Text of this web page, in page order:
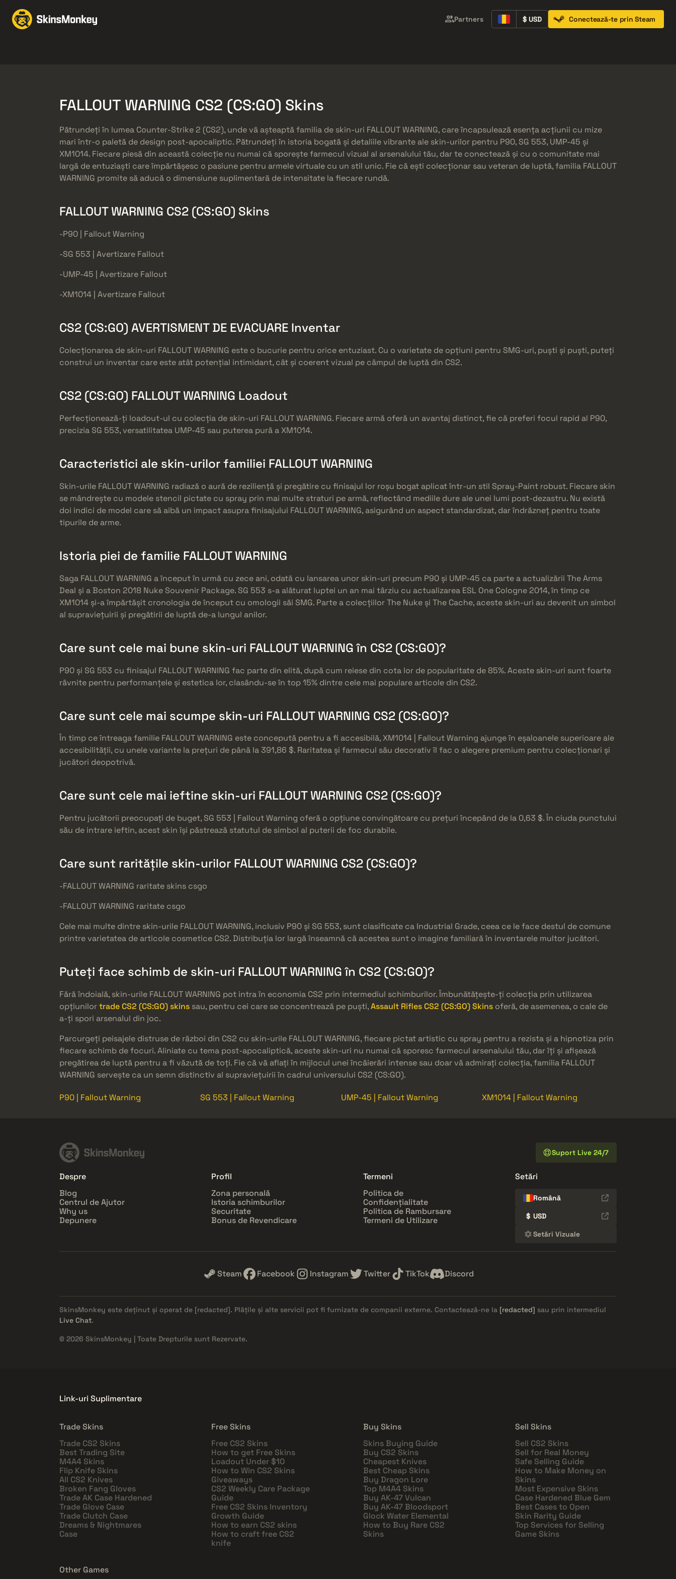
Partners $ USD Conectează-te prin Steam
FALLOUT WARNING CS2 (CS:GO) Skins
Pătrundeți în lumea Counter-Strike 2 (CS2), unde vă așteaptă familia de skin-uri FALLOUT WARNING, care încapsulează esența acțiunii cu mize
mari într-o paletă de design post-apocaliptic. Pătrundeți în istoria bogată și detaliile vibrante ale skin-urilor pentru P90, SG 553, UMP-45 și
XM1014. Fiecare piesă din această colecție nu numai că sporește farmecul vizual al arsenalului tău, dar te conectează și cu o comunitate mai
largă de entuziaști care împărtășesc o pasiune pentru armele virtuale cu un stil unic. Fie că ești colecționar sau veteran de luptă, familia FALLOUT
WARNING promite să aducă o dimensiune suplimentară de intensitate la fiecare rundă.
FALLOUT WARNING CS2 (CS:GO) Skins
-P90 | Fallout Warning
-SG 553 | Avertizare Fallout
-UMP-45 | Avertizare Fallout
-XM1014 | Avertizare Fallout
CS2 (CS:GO) AVERTISMENT DE EVACUARE Inventar
Colecționarea de skin-uri FALLOUT WARNING este o bucurie pentru orice entuziast. Cu o varietate de opțiuni pentru SMG-uri, puști și puști, puteți
construi un inventar care este atât potențial intimidant, cât și coerent vizual pe câmpul de luptă din CS2.
CS2 (CS:GO) FALLOUT WARNING Loadout
Perfecționează-ți loadout-ul cu colecția de skin-uri FALLOUT WARNING. Fiecare armă oferă un avantaj distinct, fie că preferi focul rapid al P90,
precizia SG 553, versatilitatea UMP-45 sau puterea pură a XM1014.
Caracteristici ale skin-urilor familiei FALLOUT WARNING
Skin-urile FALLOUT WARNING radiază o aură de reziliență și pregătire cu finisajul lor roșu bogat aplicat într-un stil Spray-Paint robust. Fiecare skin
se mândrește cu modele stencil pictate cu spray prin mai multe straturi pe armă, reflectând mediile dure ale unei lumi post-dezastru. Nu există
doi indici de model care să aibă un impact asupra finisajului FALLOUT WARNING, asigurând un aspect standardizat, dar îndrăzneț pentru toate
tipurile de arme.
Istoria piei de familie FALLOUT WARNING
Saga FALLOUT WARNING a început în urmă cu zece ani, odată cu lansarea unor skin-uri precum P90 și UMP-45 ca parte a actualizării The Arms
Deal și a Boston 2018 Nuke Souvenir Package. SG 553 s-a alăturat luptei un an mai târziu cu actualizarea ESL One Cologne 2014, în timp ce
XM1014 și-a împărtășit cronologia de început cu omologii săi SMG. Parte a colecțiilor The Nuke și The Cache, aceste skin-uri au devenit un simbol
al supraviețuirii și pregătirii de luptă de-a lungul anilor.
Care sunt cele mai bune skin-uri FALLOUT WARNING în CS2 (CS:GO)?
P90 și SG 553 cu finisajul FALLOUT WARNING fac parte din elită, după cum reiese din cota lor de popularitate de 85%. Aceste skin-uri sunt foarte
râvnite pentru performanțele și estetica lor, clasându-se în top 15% dintre cele mai populare articole din CS2.
Care sunt cele mai scumpe skin-uri FALLOUT WARNING CS2 (CS:GO)?
În timp ce întreaga familie FALLOUT WARNING este concepută pentru a fi accesibilă, XM1014 | Fallout Warning ajunge în eșaloanele superioare ale
accesibilității, cu unele variante la prețuri de până la 391,86 $. Raritatea și farmecul său decorativ îl fac o alegere premium pentru colecționari și
jucători deopotrivă.
Care sunt cele mai ieftine skin-uri FALLOUT WARNING CS2 (CS:GO)?
Pentru jucătorii preocupați de buget, SG 553 | Fallout Warning oferă o opțiune convingătoare cu prețuri începând de la 0,63 $. În ciuda punctului
său de intrare ieftin, acest skin își păstrează statutul de simbol al puterii de foc durabile.
Care sunt raritățile skin-urilor FALLOUT WARNING CS2 (CS:GO)?
-FALLOUT WARNING raritate skins csgo
-FALLOUT WARNING raritate csgo
Cele mai multe dintre skin-urile FALLOUT WARNING, inclusiv P90 și SG 553, sunt clasificate ca Industrial Grade, ceea ce le face destul de comune
printre varietatea de articole cosmetice CS2. Distribuția lor largă înseamnă că acestea sunt o imagine familiară în inventarele multor jucători.
Puteți face schimb de skin-uri FALLOUT WARNING în CS2 (CS:GO)?
Fără îndoială, skin-urile FALLOUT WARNING pot intra în economia CS2 prin intermediul schimburilor. Îmbunătățește-ți colecția prin utilizarea
opțiunilortrade CS2 (CS:GO) skins sau, pentru cei care se concentrează pe puști,Assault Rifles CS2 (CS:GO) Skins oferă, de asemenea, o cale de
a-ți spori arsenalul din joc.
Parcurgeți peisajele distruse de război din CS2 cu skin-urile FALLOUT WARNING, fiecare pictat artistic cu spray pentru a rezista și a hipnotiza prin
fiecare schimb de focuri. Aliniate cu tema post-apocaliptică, aceste skin-uri nu numai că sporesc farmecul arsenalului tău, dar îți și afișează
pregătirea de luptă pentru a fi văzută de toți. Fie că vă aflați în mijlocul unei încăierări intense sau doar vă admirați colecția, familia FALLOUT
WARNING servește ca un semn distinctiv al supraviețuirii în cadrul universului CS2 (CS:GO).
P90 | Fallout Warning SG 553 | Fallout Warning UMP-45 | Fallout Warning XM1014 | Fallout Warning
Suport Live 24/7
Despre
Blog
Centrul de Ajutor
Why us
Depunere
Profil
Zona personală
Istoria schimburilor
Securitate
Bonus de Revendicare
Termeni
Politica de
Confidențialitate
Politica de Rambursare
Termeni de Utilizare
Setări
Română
$ USD
Setări Vizuale
Steam Facebook Instagram Twitter TikTok Discord
SkinsMonkey este deținut și operat de [redacted]. Plățile și alte servicii pot fi furnizate de companii externe. Contactează-ne la [redacted] sau prin intermediul
Live Chat.
© 2026 SkinsMonkey | Toate Drepturile sunt Rezervate.
Link-uri Suplimentare
Trade Skins
Trade CS2 Skins
Best Trading Site
M4A4 Skins
Flip Knife Skins
All CS2 Knives
Broken Fang Gloves
Trade AK Case Hardened
Trade Glove Case
Trade Clutch Case
Dreams & Nightmares
Case
Free Skins
Free CS2 Skins
How to get Free Skins
Loadout Under $10
How to Win CS2 Skins
Giveaways
CS2 Weekly Care Package
Guide
Free CS2 Skins Inventory
Growth Guide
How to earn CS2 skins
How to craft free CS2
knife
Buy Skins
Skins Buying Guide
Buy CS2 Skins
Cheapest Knives
Best Cheap Skins
Buy Dragon Lore
Top M4A4 Skins
Buy AK-47 Vulcan
Buy AK-47 Bloodsport
Glock Water Elemental
How to Buy Rare CS2
Skins
Sell Skins
Sell CS2 Skins
Sell for Real Money
Safe Selling Guide
How to Make Money on
Skins
Most Expensive Skins
Case Hardened Blue Gem
Best Cases to Open
Skin Rarity Guide
Top Services for Selling
Game Skins
Other Games